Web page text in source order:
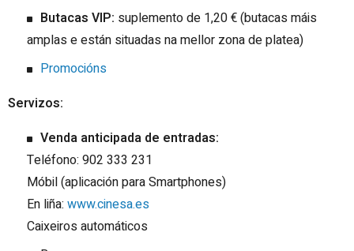
Butacas VIP: suplemento de 1,20 € (butacas máis
amplas e están situadas na mellor zona de platea)
Promocións
Servizos:
Venda anticipada de entradas:
Teléfono: 902 333 231
Móbil (aplicación para Smartphones)
En liña: www.cinesa.es
Caixeiros automáticos